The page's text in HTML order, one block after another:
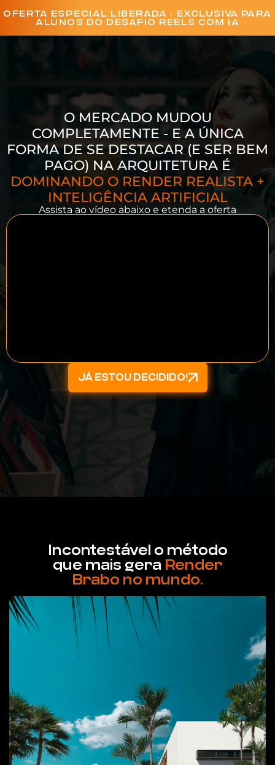
OFERTA ESPECIAL LIBERADA • EXCLUSIVA PARA
ALUNOS DO DESAFIO REELS COM IA
O MERCADO MUDOU
COMPLETAMENTE - E A ÚNICA
FORMA DE SE DESTACAR (E SER BEM
PAGO) NA ARQUITETURA É
DOMINANDO O RENDER REALISTA +
INTELIGÊNCIA ARTIFICIAL
Assista ao vídeo abaixo e etenda a oferta
JÁ ESTOU DECIDIDO!
Incontestável o método
que mais gera Render
Brabo no mundo.